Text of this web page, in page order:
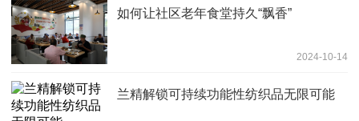
如何让社区老年食堂持久“飘香”
2024-10-14
兰精解锁可持续功能性纺织品无限可能